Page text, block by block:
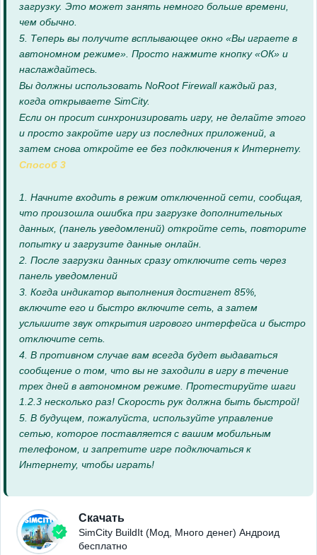
загрузку. Это может занять немного больше времени,
чем обычно.
5. Теперь вы получите всплывающее окно «Вы играете в
автономном режиме». Просто нажмите кнопку «ОК» и
наслаждайтесь.
Вы должны использовать NoRoot Firewall каждый раз,
когда открываете SimCity.
Если он просит синхронизировать игру, не делайте этого
и просто закройте игру из последних приложений, а
затем снова откройте ее без подключения к Интернету.
Способ 3
1. Начните входить в режим отключенной сети, сообщая,
что произошла ошибка при загрузке дополнительных
данных, (панель уведомлений) откройте сеть, повторите
попытку и загрузите данные онлайн.
2. После загрузки данных сразу отключите сеть через
панель уведомлений
3. Когда индикатор выполнения достигнет 85%,
включите его и быстро включите сеть, а затем
услышите звук открытия игрового интерфейса и быстро
отключите сеть.
4. В противном случае вам всегда будет выдаваться
сообщение о том, что вы не заходили в игру в течение
трех дней в автономном режиме. Протестируйте шаги
1.2.3 несколько раз! Скорость рук должна быть быстрой!
5. В будущем, пожалуйста, используйте управление
сетью, которое поставляется с вашим мобильным
телефоном, и запретите игре подключаться к
Интернету, чтобы играть!
Скачать
SimCity BuildIt (Мод, Много денег) Андроид
бесплатно